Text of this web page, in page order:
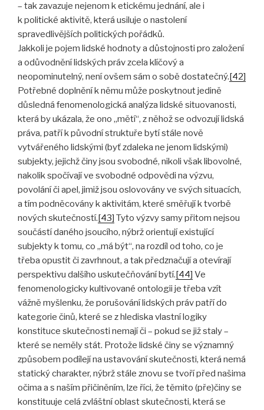
– tak zavazuje nejenom k etickému jednání, ale i
k politické aktivitě, která usiluje o nastolení
spravedlivějších politických pořádků.
Jakkoli je pojem lidské hodnoty a důstojnosti pro založení
a odůvodnění lidských práv zcela klíčový a
neopominutelný, není ovšem sám o sobě dostatečný.[42]
Potřebné doplnění k němu může poskytnout jedině
důsledná fenomenologická analýza lidské situovanosti,
která by ukázala, že ono „mětí“, z něhož se odvozují lidská
práva, patří k původní struktuře bytí stále nově
vytvářeného lidskými (byť zdaleka ne jenom lidskými)
subjekty, jejichž činy jsou svobodné, nikoli však libovolné,
nakolik spočívají ve svobodné odpovědi na výzvu,
povolání či apel, jimiž jsou oslovovány ve svých situacích,
a tím podněcovány k aktivitám, které směřují k tvorbě
nových skutečností.[43] Tyto výzvy samy přitom nejsou
součástí daného jsoucího, nýbrž orientují existující
subjekty k tomu, co „má být“, na rozdíl od toho, co je
třeba opustit či zavrhnout, a tak předznačují a otevírají
perspektivu dalšího uskutečňování bytí.[44] Ve
fenomenologicky kultivované ontologii je třeba vzít
vážně myšlenku, že porušování lidských práv patří do
kategorie činů, které se z hlediska vlastní logiky
konstituce skutečnosti nemají či – pokud se již staly –
které se neměly stát. Protože lidské činy se významný
způsobem podílejí na ustavování skutečnosti, která nemá
statický charakter, nýbrž stále znovu se tvoří před našima
očima a s naším přičiněním, lze říci, že těmito (pře)činy se
konstituuje celá zvláštní oblast skutečnosti, která se